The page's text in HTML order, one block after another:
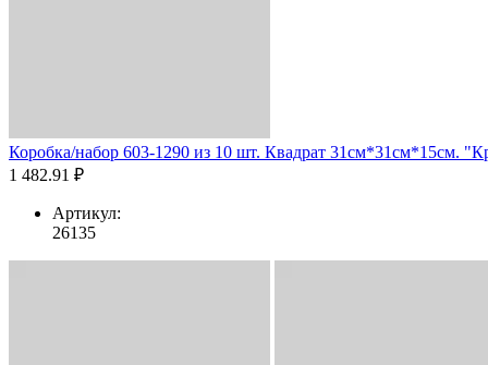
Коробка/набор 603-1290 из 10 шт. Квадрат 31см*31см*15см.
1 482.91 ₽
Артикул:
26135